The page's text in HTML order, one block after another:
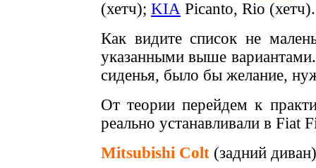
(хетч); KIA Picanto, Rio (хетч).
Как видите список не
указанными выше
сиденья, было бы желание,
От теории перейдем к
реально устанавливали в Fiat
Mitsubishi Colt (задний диван)